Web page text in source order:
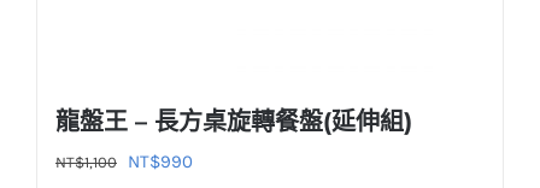
龍盤王 – 長方桌旋轉餐盤(延伸組)
NT$1,100
原
NT$990